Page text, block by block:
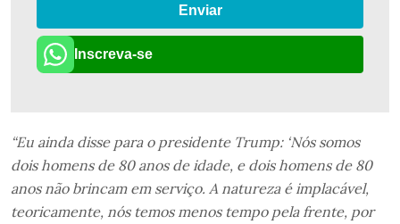
Enviar
Inscreva-se
“Eu ainda disse para o presidente Trump: ‘Nós somos
dois homens de 80 anos de idade, e dois homens de 80
anos não brincam em serviço. A natureza é implacável,
teoricamente, nós temos menos tempo pela frente, por